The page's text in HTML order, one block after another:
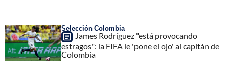
Selección Colombia
James Rodríguez "está provocando
estragos": la FIFA le 'pone el ojo' al capitán de
Colombia